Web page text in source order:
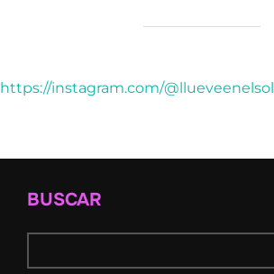
https://instagram.com/@llueveenelsol
BUSCAR